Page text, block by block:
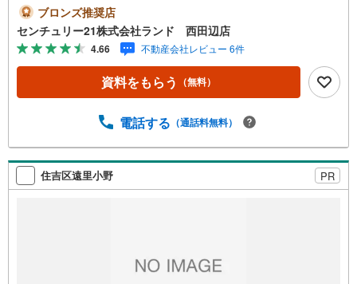
ニーズに寄り添い、大切なお住まいのご購入に最後まで伴
走いたします！●リフォームのご相談も承っております。●
購入・売却・ローンのご相談・・・なんでもお気軽にご相
談くださいませ！〇大阪メトロ御堂筋線「西田辺」駅より
徒歩1分！〇営業時間:10:00～20:00（火曜日・水曜日定休
日※祝日は営業）事前にご連絡いただけますと、スムーズに
ブロンズ推奨店
センチュリー21株式会社ランド 西田辺店
4.66 不動産会社レビュー 6件
資料をもらう （無料）
電話する （通話料無料）
住吉区遠里小野 PR